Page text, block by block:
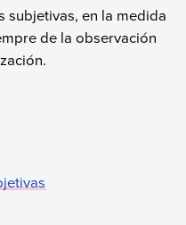
subjetivas, en la medida
de la observación